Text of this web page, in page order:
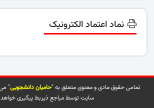
نماد اعتماد الکترونیک
تمامی حقوق مادی و معنوی متعلق به "حامیان دانشجویی"
سایت توسط مراجع ذیربط پیگیری